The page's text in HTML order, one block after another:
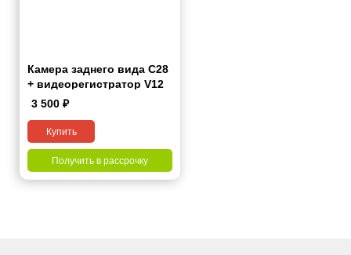
Камера заднего вида C28
+ видеорегистратор V12
(акция от 26 990 ₽)
3 500 ₽
Купить
Получить в рассрочку